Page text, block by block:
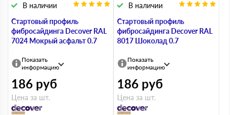
Стартовый профиль
фибросайдинга Decover RAL
7024 Мокрый асфальт 0.7
В наличии
Показать
информацию
186 руб
Цена за шт.
Стартовый профиль
фибросайдинга Decover RAL
8017 Шоколад 0.7
В наличии
Показать
информацию
186 руб
Цена за шт.